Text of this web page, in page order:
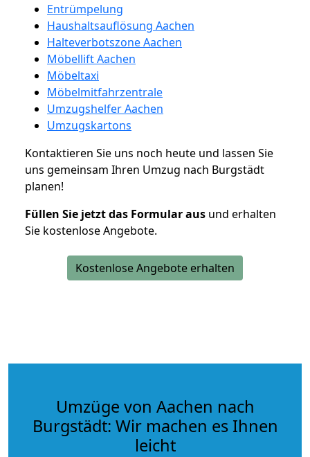
Entrümpelung
Haushaltsauflösung Aachen
Halteverbotszone Aachen
Möbellift Aachen
Möbeltaxi
Möbelmitfahrzentrale
Umzugshelfer Aachen
Umzugskartons
Kontaktieren Sie uns noch heute und lassen Sie
uns gemeinsam Ihren Umzug nach Burgstädt
planen!
Füllen Sie jetzt das Formular aus und erhalten
Sie kostenlose Angebote.
Kostenlose Angebote erhalten
Umzüge von Aachen nach
Burgstädt: Wir machen es Ihnen
leicht